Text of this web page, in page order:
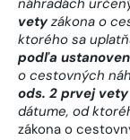
náhradách
vety zákona o
ktorého sa
podľa
o cestovných
ods. 2 prvej vety
dátume, od
zákona o